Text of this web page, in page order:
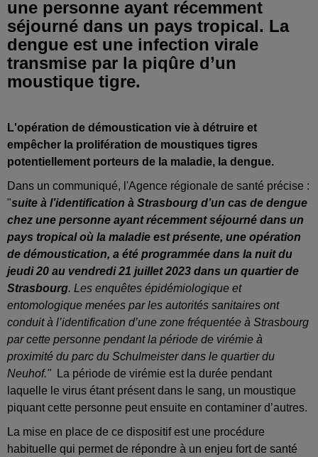
une personne ayant récemment
séjourné dans un pays tropical. La
dengue est une infection virale
transmise par la piqûre d’un
moustique tigre.
L'opération de démoustication vie à détruire et
empêcher la prolifération de moustiques tigres
potentiellement porteurs de la maladie, la dengue.
Dans un communiqué, l'Agence régionale de santé précise :
"suite à l’identification à Strasbourg d’un cas de dengue
chez une personne ayant récemment séjourné dans un
pays tropical où la maladie est présente, une opération
de démoustication, a été programmée dans la nuit du
jeudi 20 au vendredi 21 juillet 2023 dans un quartier de
Strasbourg. Les enquêtes épidémiologique et
entomologique menées par les autorités sanitaires ont
conduit à l’identification d’une zone fréquentée à Strasbourg
par cette personne pendant la période de virémie à
proximité du parc du Schulmeister dans le quartier du
Neuhof."
La période de virémie est la durée pendant
laquelle le virus étant présent dans le sang, un moustique
piquant cette personne peut ensuite en contaminer d’autres.
La mise en place de ce dispositif est une procédure
habituelle qui permet de répondre à un enjeu fort de santé